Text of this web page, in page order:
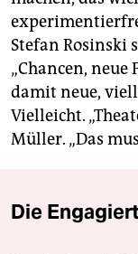
Stefan Rosinski
„Chancen, neue
damit neue,
Vielleicht.
Müller. „Das
Die